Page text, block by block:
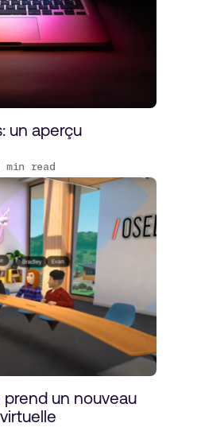
un aperçu
min read
prend un nouveau